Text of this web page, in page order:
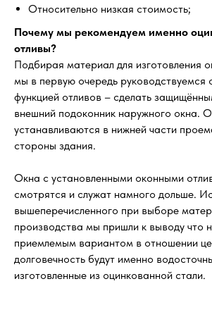
Относительно низкая стоимость;
Почему мы рекомендуем именно
отливы?
Подбирая материал для изготовления
мы в первую очередь руководствуемся
функцией отливов – сделать
внешний подоконник наружного окна.
устанавливаются в нижней части
стороны здания.
Окна с установленными оконными
смотрятся и служат намного дольше.
вышеперечисленного при выборе
производства мы пришли к выводу что
приемлемым вариантом в отношении
долговечность будут именно
изготовленные из оцинкованной стали.
✺Окна. Люди,
Жизнь.
✦
Мы верим, что окна влияют на
качество жизни больше, чем